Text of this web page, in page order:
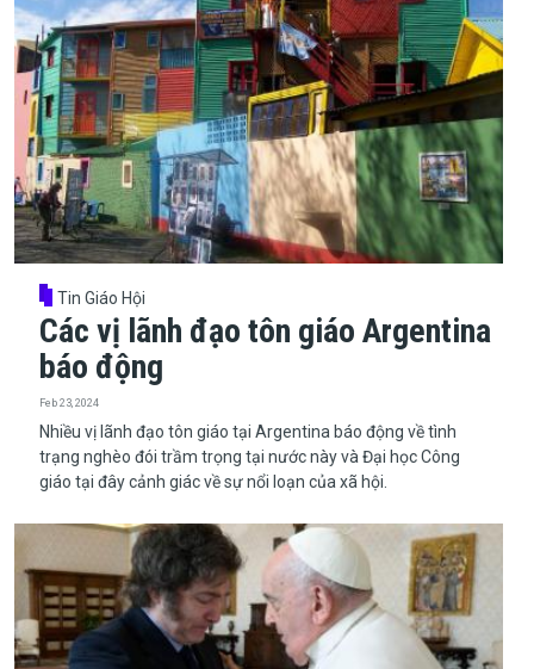
Tin Giáo Hội
Các vị lãnh đạo tôn giáo Argentina
báo động
Feb 23, 2024
​​​​​​​Nhiều vị lãnh đạo tôn giáo tại Argentina báo động về tình
trạng nghèo đói trầm trọng tại nước này và Đại học Công
giáo tại đây cảnh giác về sự nổi loạn của xã hội.